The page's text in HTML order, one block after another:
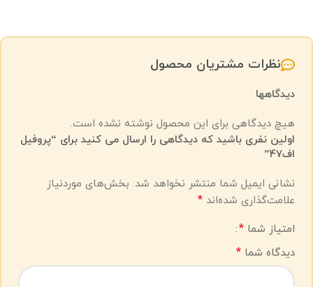
نظرات مشتریان محصول
دیدگاهها
هیچ دیدگاهی برای این محصول نوشته نشده است.
اولین نفری باشید که دیدگاهی را ارسال می کنید برای “پروفیل
اف47”
نشانی ایمیل شما منتشر نخواهد شد. بخش‌های موردنیاز
علامت‌گذاری شده‌اند *
امتیاز شما *
دیدگاه شما *